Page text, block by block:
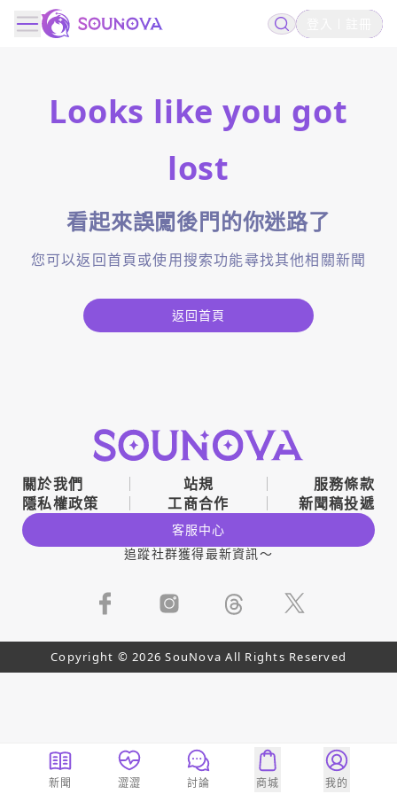
Looks like you got
lost
看起來誤闖後門的你迷路了
您可以返回首頁或使用搜索功能尋找其他相關新聞
返回首頁
關於我們 站規
服務條款
隱私權政策
工商合作 新聞稿投遞
客服中心
追蹤社群獲得最新資訊～
Copyright © 2026 SouNova All Rights Reserved
新聞 澀澀 討論 商城 我的